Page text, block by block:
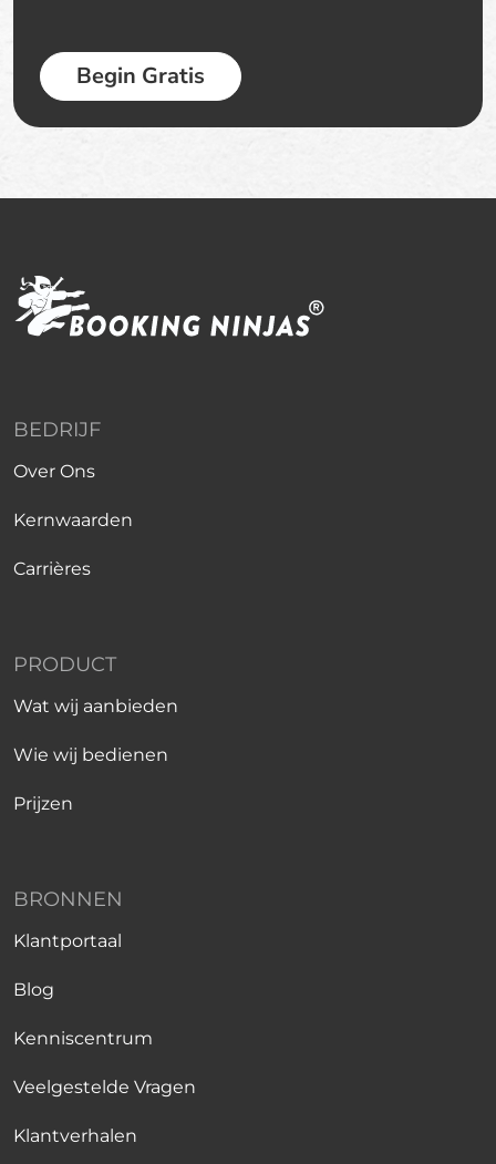
Begin Gratis
BEDRIJF
Over Ons
Kernwaarden
Carrières
PRODUCT
Wat wij aanbieden
Wie wij bedienen
Prijzen
BRONNEN
Klantportaal
Blog
Kenniscentrum
Veelgestelde Vragen
Klantverhalen